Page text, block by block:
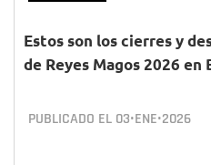
Estos son los cierres y
de Reyes Magos 2026 en
PUBLICADO EL 03•ENE•2026